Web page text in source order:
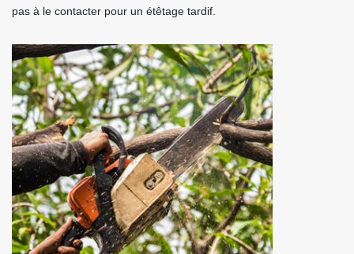
pas à le contacter pour un étêtage tardif.